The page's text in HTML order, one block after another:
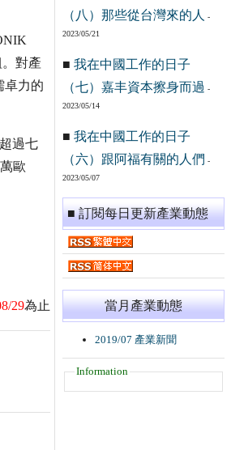
對產
卓力的
過七
歐
29為止
（八）那些從台灣來的人
-
2023/05/21
■ 我在中國工作的日子
（七）嘉丰資本擦身而過 -
2023/05/14
■ 我在中國工作的日子
（六）跟阿福有關的人們 -
2023/05/07
■ 訂閱每日更新產業動態
當月產業動態
2019/07 產業新聞
Information